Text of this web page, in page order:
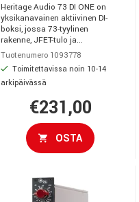
Heritage Audio 73 DI ONE on
yksikanavainen aktiivinen DI-
boksi, jossa 73-tyylinen
rakenne, JFET-tulo ja...
Tuotenumero 1093778
Toimitettavissa noin 10-14
arkipäivässä
€231,00
OSTA